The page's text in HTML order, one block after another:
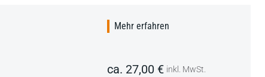
Mehr erfahren
ca. 27,00 € inkl. MwSt.